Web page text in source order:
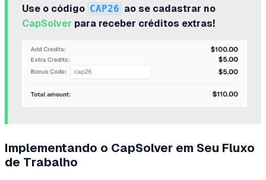
Use o código CAP26 ao se cadastrar no
CapSolver para receber créditos extras!
Implementando o CapSolver em Seu Fluxo
de Trabalho